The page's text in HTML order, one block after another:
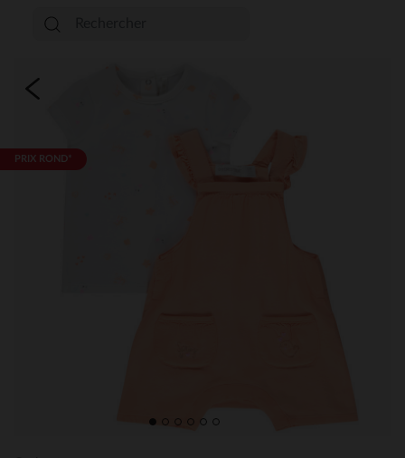
PRIX ROND*